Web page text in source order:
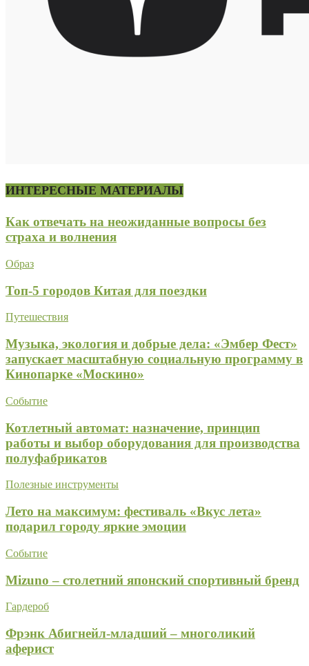
ИНТЕРЕСНЫЕ МАТЕРИАЛЫ
Как отвечать на неожиданные вопросы без
страха и волнения
Образ
Топ-5 городов Китая для поездки
Путешествия
Музыка, экология и добрые дела: «Эмбер Фест»
запускает масштабную социальную программу в
Кинопарке «Москино»
Событие
Котлетный автомат: назначение, принцип
работы и выбор оборудования для производства
полуфабрикатов
Полезные инструменты
Лето на максимум: фестиваль «Вкус лета»
подарил городу яркие эмоции
Событие
Mizuno – столетний японский спортивный бренд
Гардероб
Фрэнк Абигнейл-младший – многоликий
аферист